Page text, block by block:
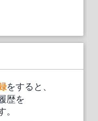
をすると、
歴を